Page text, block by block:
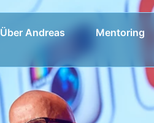
Über Andreas Mentoring